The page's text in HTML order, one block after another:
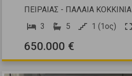
ΠΕΙΡΑΙΑΣ - ΠΑΛΑΙΑ ΚΟΚΚΙΝΙΑ
3
5 1 (1ος)
650.000 €